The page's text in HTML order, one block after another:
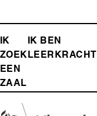
FOOTER-
MENU
IK
ZOEK
EEN
ZAAL
IK BEN
LEERKRACHT
Media
Afbeelding